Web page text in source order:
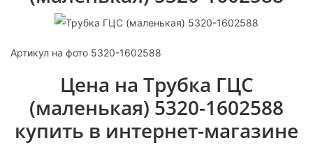
Артикул на фото 5320-1602588
Цена на Трубка ГЦС
(маленькая) 5320-1602588
купить в интернет-магазине